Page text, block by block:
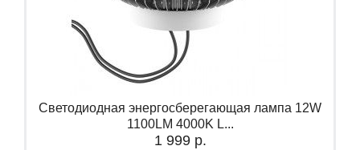
Светодиодная энергосберегающая лампа 12W
1100LM 4000K L...
1 999 р.